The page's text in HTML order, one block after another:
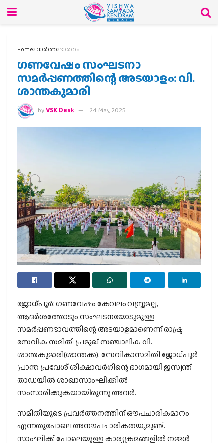
Home വാര്‍ത്ത ഭാരതം
ഗണവേഷം സംഘടനാ
സമര്‍പ്പണത്തിന്റെ അടയാളം: വി.
ശാന്തകുമാരി
byVSK Desk 24 May, 2025
ജോധ്പൂര്‍: ഗണവേഷം കേവലം വസ്ത്രമല്ല,
ആദര്‍ശത്തോടും സംഘടനയോടുമുള്ള
സമര്‍പ്പണഭാവത്തിന്റെ അടയാളമാണെന്ന് രാഷ്ട്ര
സേവിക സമിതി പ്രമുഖ് സഞ്ചാലിക വി.
ശാന്തകുമാരി(ശാന്തക്ക). സേവികാസമിതി ജോധ്പൂര്‍
പ്രാന്ത പ്രവേശ് ശിക്ഷാവര്‍ഗിന്റെ ഭാഗമായി ജസ്വന്ത്
താഡയില്‍ ശാഖാസാംഘിക്കില്‍
സംസാരിക്കുകയായിരുന്നു അവര്‍.
സമിതിയുടെ പ്രവര്‍ത്തനത്തിന് ഔപചാരികമാനം
എന്നതുപോലെ അനൗപചാരികതയുമുണ്ട്.
സാംഘിക്ക് പോലെയുള്ള കാര്യക്രമങ്ങളില്‍ നമ്മള്‍